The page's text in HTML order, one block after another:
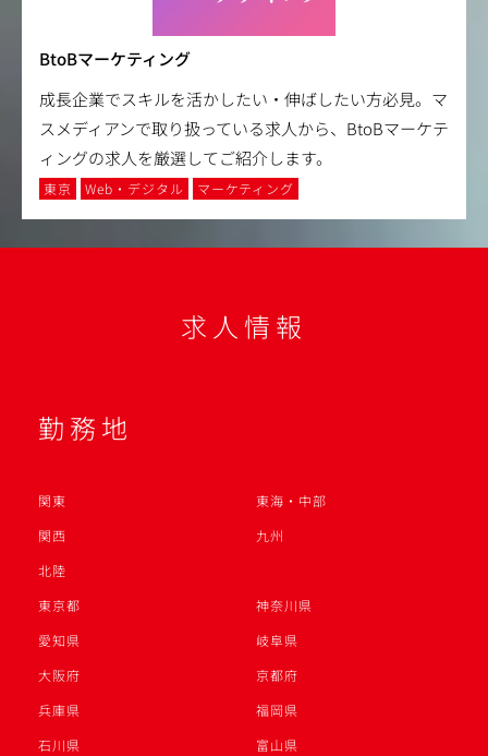
BtoBマーケティング
成長企業でスキルを活かしたい・伸ばしたい方必見。マ
スメディアンで取り扱っている求人から、BtoBマーケテ
ィングの求人を厳選してご紹介します。
東京 Web・デジタル マーケティング
求人情報
勤務地
関東
東海・中部
関西
九州
北陸
東京都
神奈川県
愛知県
岐阜県
大阪府
京都府
兵庫県
福岡県
石川県
富山県